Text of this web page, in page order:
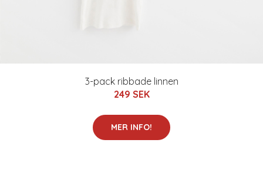
3-pack ribbade linnen
249 SEK
MER INFO!